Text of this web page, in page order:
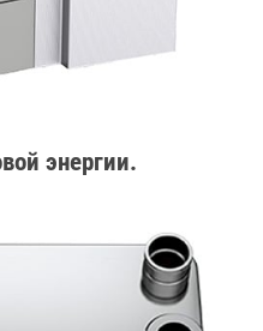
энергии.